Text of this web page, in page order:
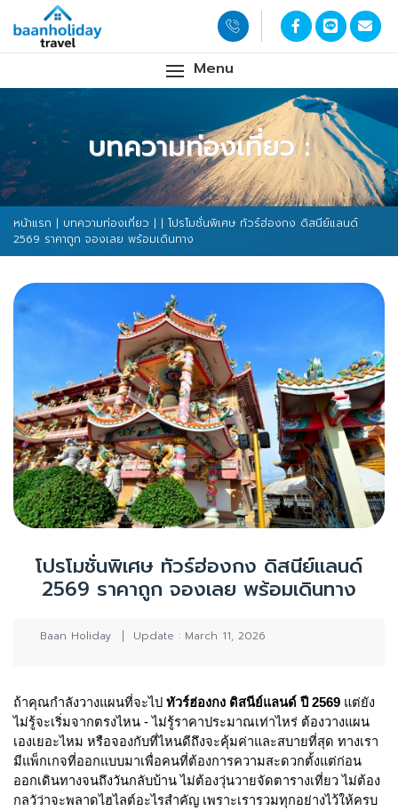
Menu
บทความท่องเที่ยว :
หน้าแรก | บทความท่องเที่ยว | | โปรโมชั่นพิเศษ ทัวร์ฮ่องกง ดิสนีย์แลนด์
2569 ราคาถูก จองเลย พร้อมเดินทาง
โปรโมชั่นพิเศษ ทัวร์ฮ่องกง ดิสนีย์แลนด์
2569 ราคาถูก จองเลย พร้อมเดินทาง
Baan Holiday Update : March 11, 2026
ถ้าคุณกำลังวางแผนที่จะไป ทัวร์ฮ่องกง ดิสนีย์แลนด์ ปี 2569 แต่ยัง
ไม่รู้จะเริ่มจากตรงไหน - ไม่รู้ราคาประมาณเท่าไหร่ ต้องวางแผน
เองเยอะไหม หรือจองกับที่ไหนดีถึงจะคุ้มค่าและสบายที่สุด ทางเรา
มีแพ็กเกจที่ออกแบบมาเพื่อคนที่ต้องการความสะดวกตั้งแต่ก่อน
ออกเดินทางจนถึงวันกลับบ้าน ไม่ต้องวุ่นวายจัดตารางเที่ยว ไม่ต้อง
กลวัว่าจะพลาดไฮไลต์อะไรสำคัญ เพราะเรารวมทุกอย่างไว้ให้ครบ